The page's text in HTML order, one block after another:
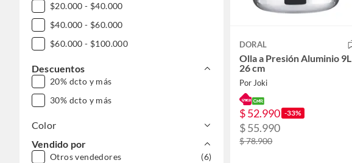
$20.000 - $40.000
$40.000 - $60.000
$60.000 - $100.000
Descuentos
20% dcto y más
30% dcto y más
Color
Vendido por
Otros vendedores
(6)
DORAL
Olla a Presión Aluminio 9L
26 cm
Por Joki
$ 52.990 -33%
$ 55.990
$ 78.900